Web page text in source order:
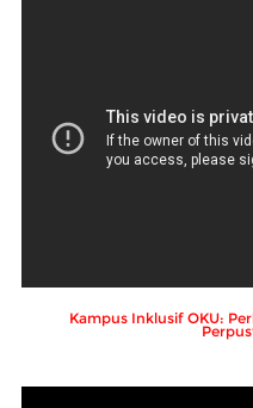
Kampus Inklusif OKU: